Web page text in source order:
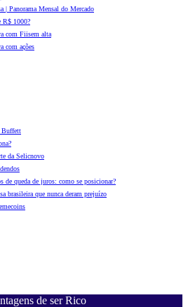
| Panorama Mensal do Mercado
R$ 1000?
com Fiisem alta
com ações
Buffett
da Selicnovo
de queda de juros: como se posicionar?
brasileira que nunca deram prejuízo
de ser Rico